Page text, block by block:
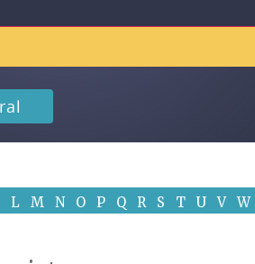
L M N O P Q R S T U V W